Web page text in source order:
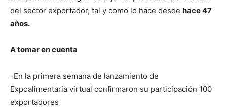
del sector exportador, tal y como lo hace desde hace 47
años.
A tomar en cuenta
-En la primera semana de lanzamiento de
Expoalimentaria virtual confirmaron su participación 100
exportadores